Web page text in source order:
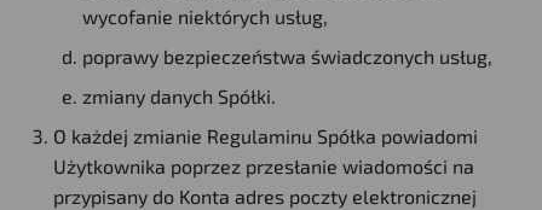
wycofanie niektórych usług,
poprawy bezpieczeństwa świadczonych usług,
zmiany danych Spółki.
O każdej zmianie Regulaminu Spółka powiadomi
Użytkownika poprzez przesłanie wiadomości na
przypisany do Konta adres poczty elektronicznej